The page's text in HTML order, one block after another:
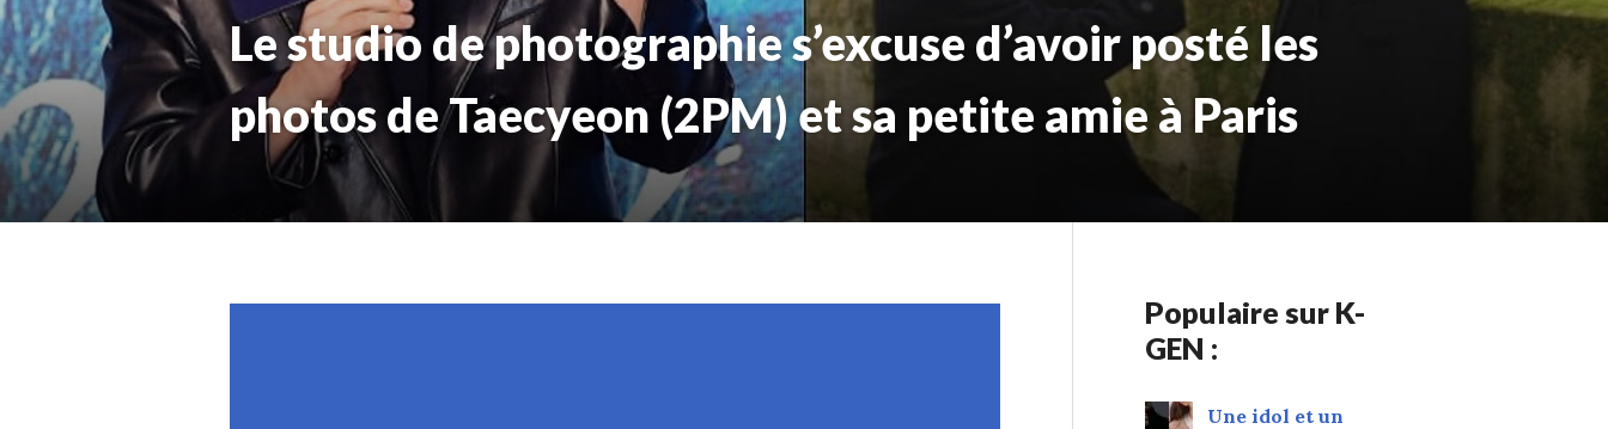
Le studio de photographie s’excuse d’avoir posté les
photos de Taecyeon (2PM) et sa petite amie à Paris
Populaire sur K-
GEN :
Une idol et un